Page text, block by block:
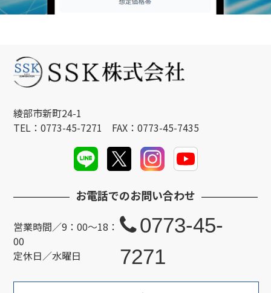
綾部市新町24-1
TEL：0773-45-7271 FAX：0773-45-7435
お電話でのお問い合わせ
営業時間／9：00～18：
00
定休日／水曜日
0773-45-
7271